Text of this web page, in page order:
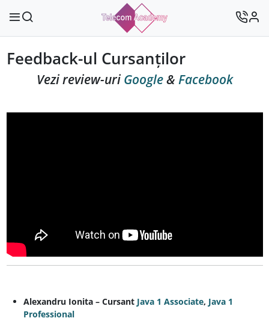
Feedback-ul Cursanților
Vezi review-uri Google& Facebook
Alexandru Ionita – Cursant Java 1 Associate, Java 1
Professional